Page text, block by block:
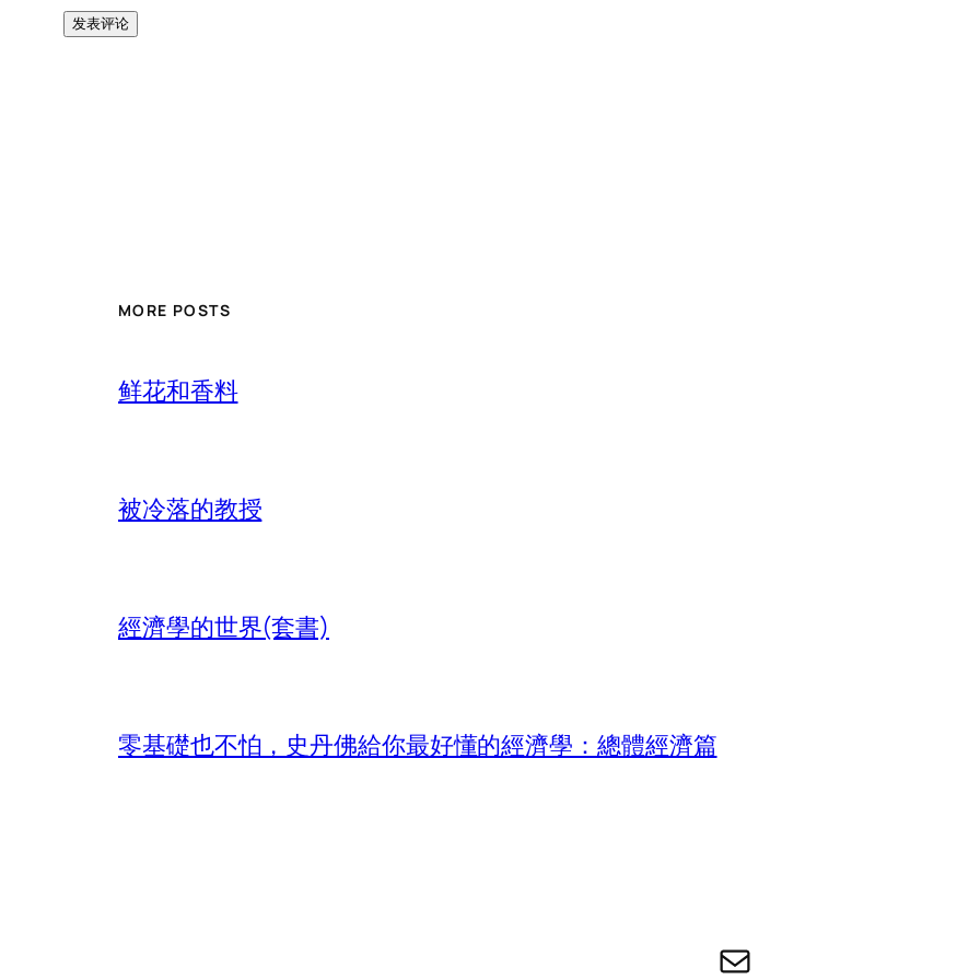
MORE POSTS
鲜花和香料
被冷落的教授
經濟學的世界(套書)
零基礎也不怕，史丹佛給你最好懂的經濟學：總體經濟篇
电子邮件